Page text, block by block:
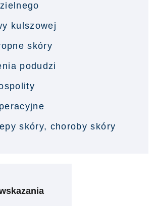
kulszowej
skóry
podudzi
skóry, choroby skóry